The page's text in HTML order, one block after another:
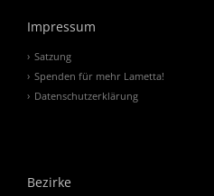
Impressum
Satzung
Spenden für mehr Lametta!
Datenschutzerklärung
Bezirke